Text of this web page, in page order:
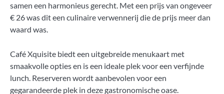
samen een harmonieus gerecht. Met een prijs van ongeveer
€ 26 was dit een culinaire verwennerij die de prijs meer dan
waard was.
Café Xquisite biedt een uitgebreide menukaart met
smaakvolle opties en is een ideale plek voor een verfijnde
lunch. Reserveren wordt aanbevolen voor een
gegarandeerde plek in deze gastronomische oase.